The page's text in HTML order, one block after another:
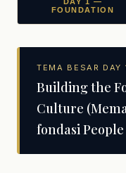
FOUNDATION
TEMA BESAR DAY
Building the
Culture
fondasi